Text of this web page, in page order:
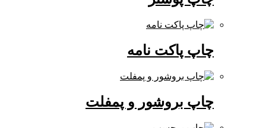
چاپ پاکت نامه
چاپ بروشور و پمفلت